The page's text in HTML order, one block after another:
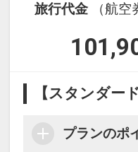
旅行代金
（航
【スタンダー
プランのポ